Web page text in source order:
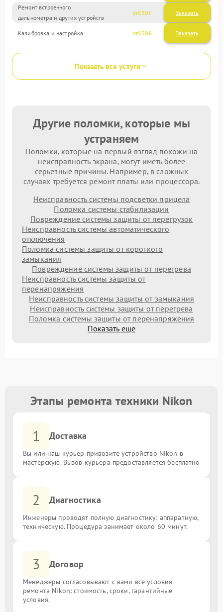
Ремонт встроенного
дальнометра и других устройств
830
Калибровка и настройка 830
Показать все услуги
Другие поломки, которые мы
устраняем
Поломки, которые на первый взгляд похожи на
неисправность экрана, могут иметь более
серьезные причины. Например, в сложных
случаях требуется ремонт платы или процессора.
Неисправность системы подсветки прицела
Поломка системы стабилизации
Повреждение системы защиты от перегрузок
Неисправность системы автоматического
отключения
Поломка системы защиты от короткого
замыкания
Повреждение системы защиты от перегрева
Неисправность системы защиты от
перенапряжения
Неисправность системы защиты от замыкания
Неисправность системы защиты от перегрева
Поломка системы защиты от перенапряжения
Показать еще
Этапы ремонта техники Nikon
1 Доставка
Вы или наш курьер привозите устройство Nikon в
мастерскую. Вызов курьера предоставляется бесплатно
2 Диагностика
Инженеры проводят полную диагностику: аппаратную,
техническую. Процедура занимает около 60 минут.
3 Договор
Менеджеры согласовывают с вами все условия
ремонта Nikon: стоимость, сроки, гарантийные
условия.